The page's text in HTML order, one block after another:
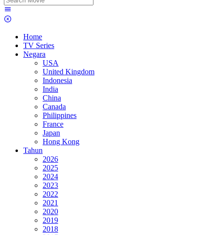
Home
TV Series
Negara
USA
United Kingdom
Indonesia
India
China
Canada
Philippines
France
Japan
Hong Kong
Tahun
2026
2025
2024
2023
2022
2021
2020
2019
2018